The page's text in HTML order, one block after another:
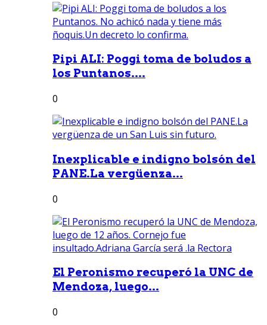
Pipi ALI: Poggi toma de boludos a
los Puntanos....
0
Inexplicable e indigno bolsón del
PANE.La vergüenza...
0
El Peronismo recuperó la UNC de
Mendoza, luego...
0